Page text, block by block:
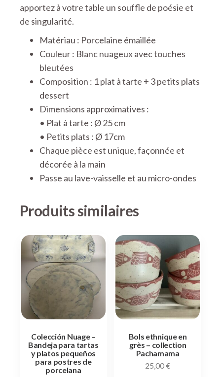
apportez à votre table un souffle de poésie et
de singularité.
Matériau : Porcelaine émaillée
Couleur : Blanc nuageux avec touches
bleutées
Composition : 1 plat à tarte + 3 petits plats
dessert
Dimensions approximatives :
• Plat à tarte : Ø 25 cm
• Petits plats : Ø 17cm
Chaque pièce est unique, façonnée et
décorée à la main
Passe au lave-vaisselle et au micro-ondes
Produits similaires
Colección Nuage –
Bandeja para tartas
y platos pequeños
para postres de
porcelana
Bols ethnique en
grès – collection
Pachamama
25,00€